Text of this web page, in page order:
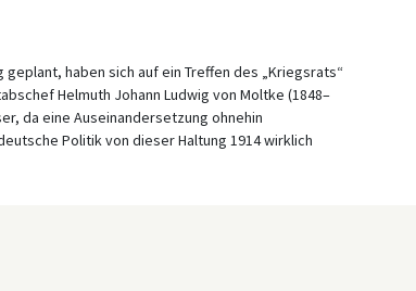
haben sich auf ein Treffen des „Kriegsrats“
Helmuth Johann Ludwig von Moltke (1848–
da eine Auseinandersetzung ohnehin
Politik von dieser Haltung 1914 wirklich